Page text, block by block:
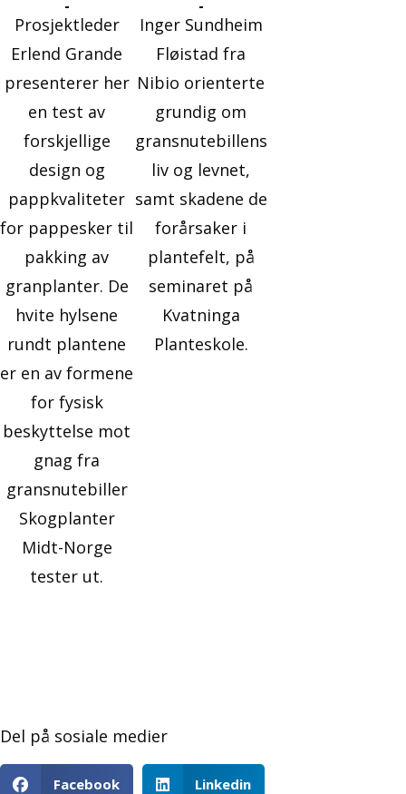
Prosjektleder
Erlend Grande
presenterer her
en test av
forskjellige
design og
pappkvaliteter
for pappesker til
pakking av
granplanter. De
hvite hylsene
rundt plantene
er en av formene
for fysisk
beskyttelse mot
gnag fra
gransnutebiller
Skogplanter
Midt-Norge
tester ut.
Inger Sundheim
Fløistad fra
Nibio orienterte
grundig om
gransnutebillens
liv og levnet,
samt skadene de
forårsaker i
plantefelt, på
seminaret på
Kvatninga
Planteskole.
Del på sosiale medier
Facebook Linkedin